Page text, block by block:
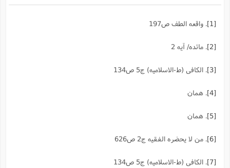
. واقعه الطف ص197
. مائده/ آیه 2
. الکافی (ط-الاسلامیه) ج5 ص134
. همان
. همان
. من لا یحضره الفقیه ج2 ص626
. الکافی (ط-الاسلامیه) ج5 ص134